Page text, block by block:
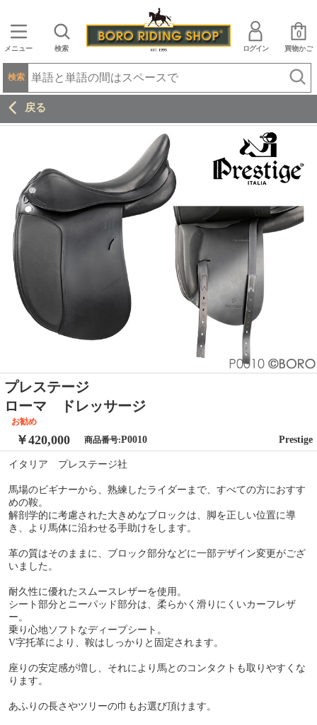
メニュー 検索 ログイン 買物かご
0
検索
戻る
プレステージ
ローマ ドレッサージ
お勧め
￥420,000 商品番号:P0010 Prestige
イタリア プレステージ社
馬場のビギナーから、熟練したライダーまで、すべての方におすす
めの鞍。
解剖学的に考慮された大きめなブロックは、脚を正しい位置に導
き、より馬体に沿わせる手助けをします。
革の質はそのままに、ブロック部分などに一部デザイン変更がござ
いました。
耐久性に優れたスムースレザーを使用。
シート部分とニーパッド部分は、柔らかく滑りにくいカーフレザ
ー。
乗り心地ソフトなディープシート。
V字托革により、鞍はしっかりと固定されます。
座りの安定感が増し、それにより馬とのコンタクトも取りやすくな
ります。
あふりの長さやツリーの巾もお選び頂けます。